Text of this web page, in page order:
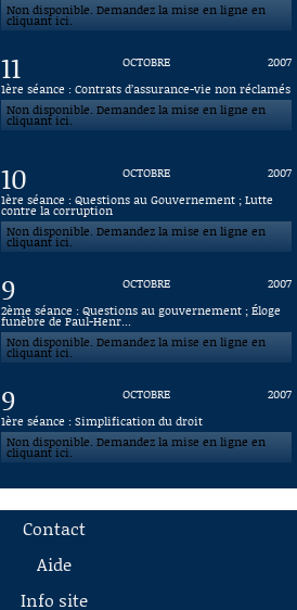
Non disponible. Demandez la mise en ligne en
cliquant ici.
11 OCTOBRE
2007
1ère séance : Contrats d’assurance-vie non réclamés
Non disponible. Demandez la mise en ligne en
cliquant ici.
10 OCTOBRE
2007
1ère séance : Questions au Gouvernement ; Lutte
contre la corruption
Non disponible. Demandez la mise en ligne en
cliquant ici.
9 OCTOBRE
2007
2ème séance : Questions au gouvernement ; Éloge
funèbre de Paul-Henr...
Non disponible. Demandez la mise en ligne en
cliquant ici.
9 OCTOBRE
2007
1ère séance : Simplification du droit
Non disponible. Demandez la mise en ligne en
cliquant ici.
Contact
Aide
Info site